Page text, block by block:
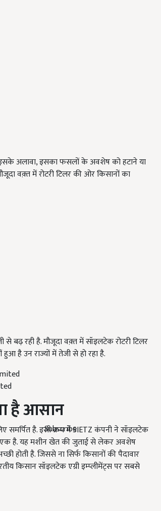
Subscribe
अलावा, इसका फसलों के अवशेष को हटाने या
वक़्त में रोटरी टिलर की ओर किसानों का
बढ़ रही है. मौजूदा वक़्त में सॉइलटेक रोटरी टिलर
है उन राज्यों में तेजी से हो रहा है.
है आसान
समर्पित है. इसी क्रम में SIETZ कंपनी ने सॉइलटेक
एक है. यह मशीन खेत की जुताई से लेकर अवशेष
होती है. जिससे ना सिर्फ किसानों की पैदावार
किसान सॉइलटेक एग्री इम्प्लीमेंट्स पर सबसे